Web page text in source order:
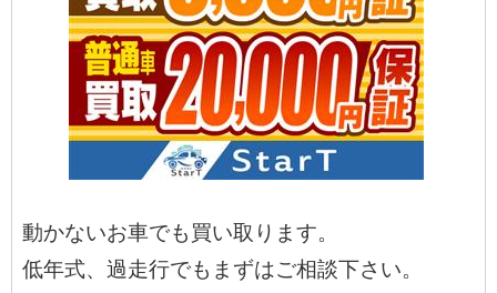
動かないお車でも買い取ります。
低年式、過走行でもまずはご相談下さい。